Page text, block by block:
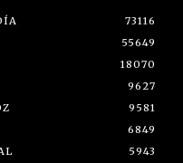
73116
55649
18070
9627
9581
6849
5943